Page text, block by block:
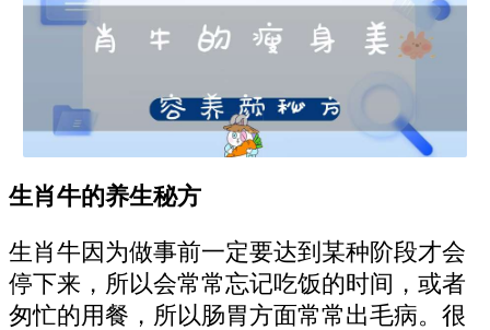
生肖牛的养生秘方
生肖牛因为做事前一定要达到某种阶段才会
停下来，所以会常常忘记吃饭的时间，或者
匆忙的用餐，所以肠胃方面常常出毛病。很